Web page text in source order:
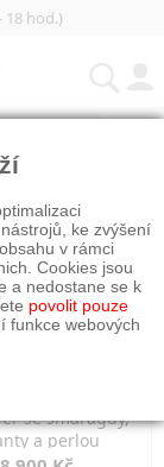
hod.)
se smaragdy,
a perlou
ke zvýšení
v rámci
Cookies jsou
a nedostane se k
povolit pouze
funkce webových